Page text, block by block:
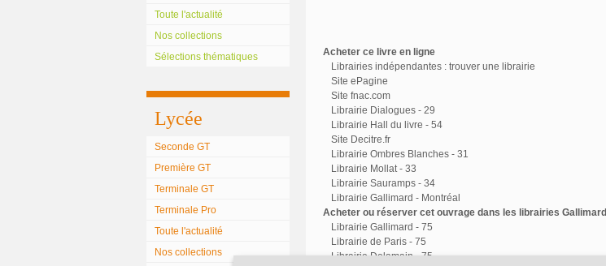
Toute l'actualité
Nos collections
Sélections thématiques
Lycée
Seconde GT
Première GT
Terminale GT
Terminale Pro
Toute l'actualité
Nos collections
Acheter ce livre en ligne
Librairies indépendantes : trouver une librairie
Site ePagine
Site fnac.com
Librairie Dialogues - 29
Librairie Hall du livre - 54
Site Decitre.fr
Librairie Ombres Blanches - 31
Librairie Mollat - 33
Librairie Sauramps - 34
Librairie Gallimard - Montréal
Acheter ou réserver cet ouvrage dans les librairies Gallimard
Librairie Gallimard - 75
Librairie de Paris - 75
Librairie Delamain - 75